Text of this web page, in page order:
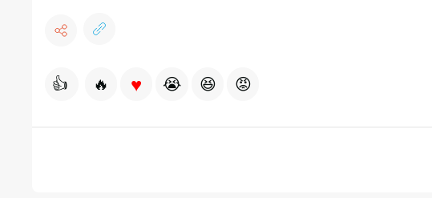
👍 🔥 ♥ 😭 😆 😡